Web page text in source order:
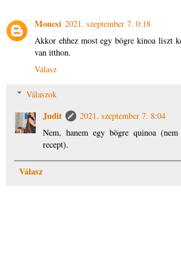
Moncsi 2021. szeptember 7. 0:18
Akkor ehhez most egy bögre kinoa liszt
van itthon.
Válasz
Válaszok
Judit
2021. szeptember 7. 8:04
Nem, hanem egy bögre quinoa
recept).
Válasz